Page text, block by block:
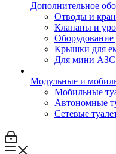
Дополнительное
Отводы и
Клапаны и
Оборудование
Крышки для
Для мини АЗС
Модульные и
Мобильные
Автономные
Сетевые